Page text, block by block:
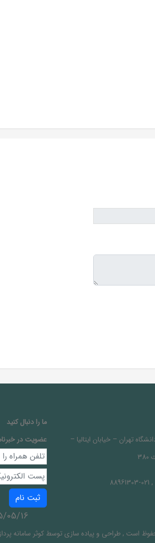
تهران – خيابان ايتاليا –
ما را دنبال کنيد
عضویت در
ثبت نام
1405/05/
است ,طراحی و پیاده سازی توسطکوثر سامانه پرداز